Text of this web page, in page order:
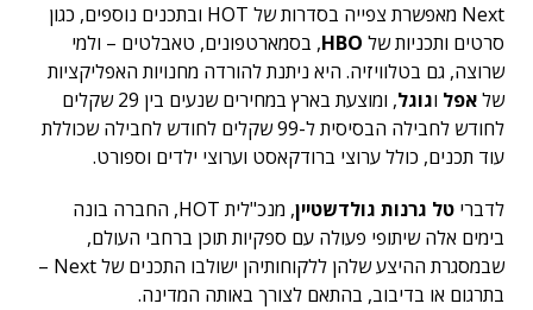
Next מאפשרת צפייה בסדרות של HOT ובתכנים נוספים, כגון
סרטים ותכניות של HBO, בסמארטפונים, טאבלטים – ולמי
שרוצה, גם בטלוויזיה. היא ניתנת להורדה מחנויות האפליקציות
שלאפל וגוגל
, ומוצעת בארץ במחירים שנעים בין 29 שקלים
לחודש לחבילה הבסיסית ל-99 שקלים לחודש לחבילה שכוללת
עוד תכנים, כולל ערוצי ברודקאסט וערוצי ילדים וספורט.
לדברי טל גרנות גולדשטיין
, מנכ"לית HOT, החברה בונה
בימים אלה שיתופי פעולה עם ספקיות תוכן ברחבי העולם,
שבמסגרת ההיצע שלהן ללקוחותיהן ישולבו התכנים של Next –
בתרגום או בדיבוב, בהתאם לצורך באותה המדינה.